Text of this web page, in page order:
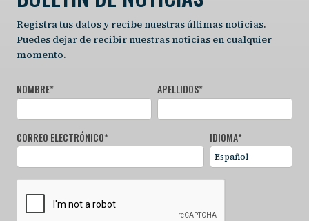
Registra tus datos y recibe nuestras últimas noticias.
Puedes dejar de recibir nuestras noticias en cualquier
momento.
NOMBRE* APELLIDOS*
CORREO ELECTRÓNICO* IDIOMA*